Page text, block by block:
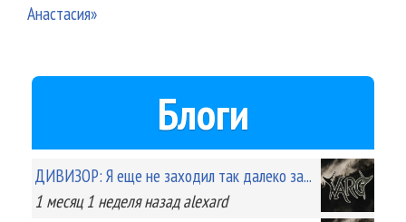
Анастасия»
Блоги
ДИВИЗОР: Я еще не заходил так далеко за...
1 месяц 1 неделяназад alexard